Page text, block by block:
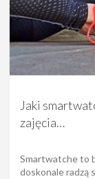
Jaki
zajęcia…
Smartwatche to
doskonale radzą